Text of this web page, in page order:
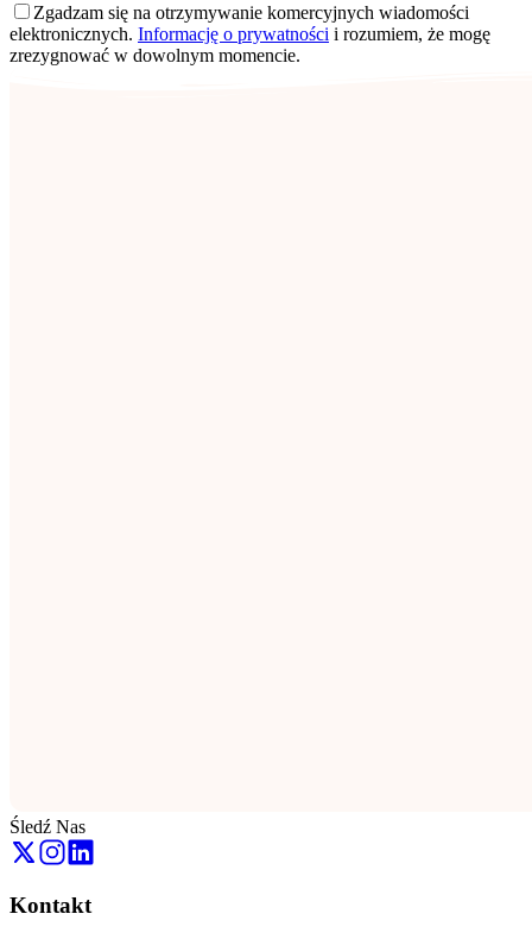
Zgadzam się na otrzymywanie komercyjnych wiadomości
elektronicznych. Informację o prywatności i rozumiem, że mogę
zrezygnować w dowolnym momencie.
Śledź Nas
Kontakt